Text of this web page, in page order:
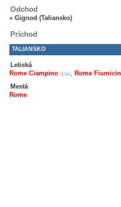
Odchod
» Gignod (Taliansko)
Príchod
TALIANSKO
Letiská
Rome Ciampino (Cia), Rome
Mestá
Rome